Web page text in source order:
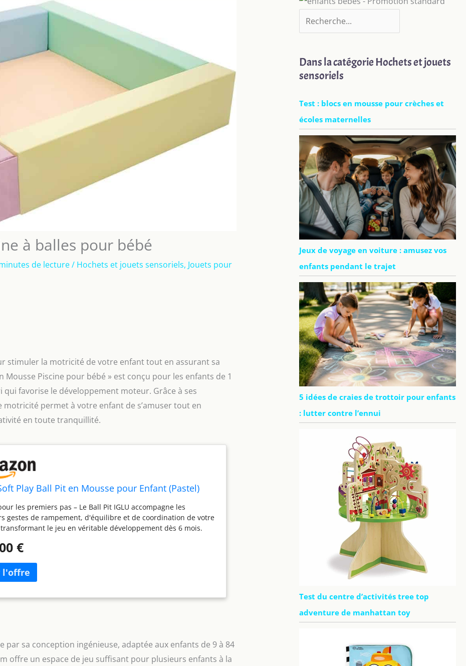
à balles pour bébé
de lecture/ Hochets et jouets sensoriels, Jouets pour
stimuler la motricité de votre enfant tout en assurant sa
Mousse Piscine pour bébé » est conçu pour les enfants de 1
favorise le développement moteur. Grâce à ses
permet à votre enfant de s’amuser tout en
en toute tranquillité.
Play Ball Pit en Mousse pour Enfant (Pastel)
les premiers pas – Le Ball Pit IGLU accompagne les
gestes de rampement, d'équilibre et de coordination de votre
le jeu en véritable développement dès 6 mois.
en interne est dense, durable et conserve sa forme, souple
rigide et fiable – Les parois en mousse ferme conservent leur
restent stables, offrant à votre enfant un espace sûr et solide
en Europe – Entièrement fabriqué en interne avec un
Facile à nettoyer – Le revêtement en cuir végan s'essuie
et sans effort.
€
par sa conception ingénieuse, adaptée aux enfants de 9 à 84
offre un espace de jeu suffisant pour plusieurs enfants à la
Dans la catégorie Hochets et jouets
sensoriels
Test : blocs en mousse pour crèches et
écoles maternelles
Jeux de voyage en voiture : amusez vos
enfants pendant le trajet
5 idées de craies de trottoir pour enfants
: lutter contre l’ennui
Test du centre d’activités tree top
adventure de manhattan toy